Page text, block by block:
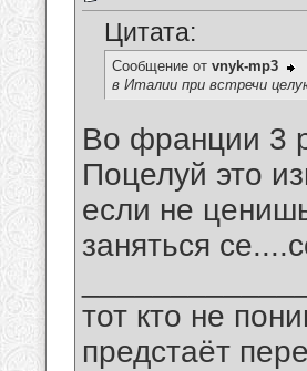
Цитата:
Сообщение от vnyk-mp3
в Италии при встречи
Во франции 3
Поцелуй это
если не
заняться
тот кто не
предстаёт